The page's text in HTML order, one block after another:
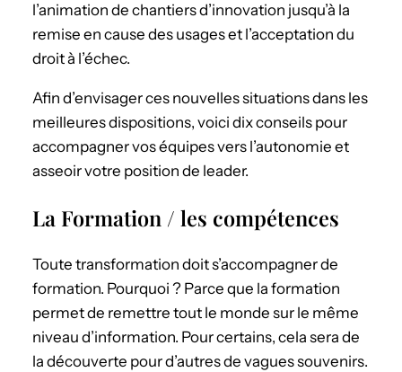
l’animation de chantiers d’innovation jusqu’à la
remise en cause des usages et l’acceptation du
droit à l’échec.
Afin d’envisager ces nouvelles situations dans les
meilleures dispositions, voici dix conseils pour
accompagner vos équipes vers l’autonomie et
asseoir votre position de leader.
La Formation / les compétences
Toute transformation doit s’accompagner de
formation. Pourquoi ? Parce que la formation
permet de remettre tout le monde sur le même
niveau d’information. Pour certains, cela sera de
la découverte pour d’autres de vagues souvenirs.